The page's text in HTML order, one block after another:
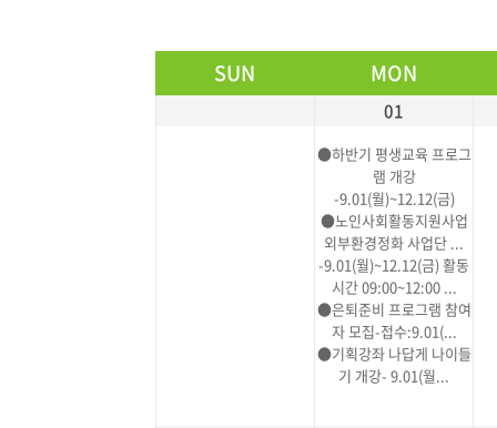
SUN MON
01
●하반기 평생교육 프로그
램 개강
-9.01(월)~12.12(금)
●노인사회활동지원사업
외부환경정화 사업단 ...
-9.01(월)~12.12(금) 활동
시간 09:00~12:00 ...
●은퇴준비 프로그램 참여
자 모집-접수:9.01(...
●기획강좌 나답게 나이들
기 개강- 9.01(월...